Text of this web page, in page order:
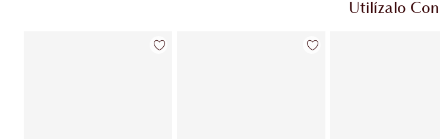
Utilízalo Con